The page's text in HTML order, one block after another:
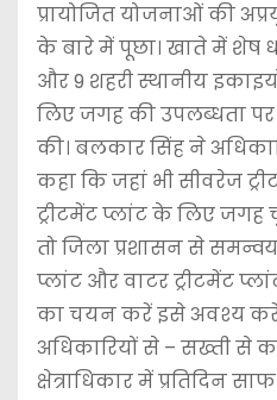
प्रायोजित योजनाओं की
के बारे में पूछा। खाते में शेष
और 9 शहरी स्थानीय
लिए जगह की उपलब्धता पर
की। बलकार सिंह ने
कहा कि जहां भी सीवरेज
ट्रीटमेंट प्लांट के लिए
तो जिला प्रशासन से
प्लांट और वाटर ट्रीटमेंट
का चयन करें इसे अवश्य
अधिकारियों से – सख्ती से
क्षेत्राधिकार में प्रतिदिन